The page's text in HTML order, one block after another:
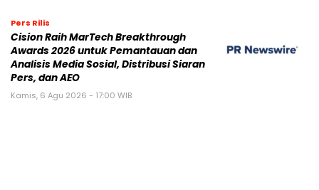
Pers Rilis
Cision Raih MarTech Breakthrough
Awards 2026 untuk Pemantauan dan
Analisis Media Sosial, Distribusi Siaran
Pers, dan AEO
Kamis, 6 Agu 2026 - 17:00 WIB